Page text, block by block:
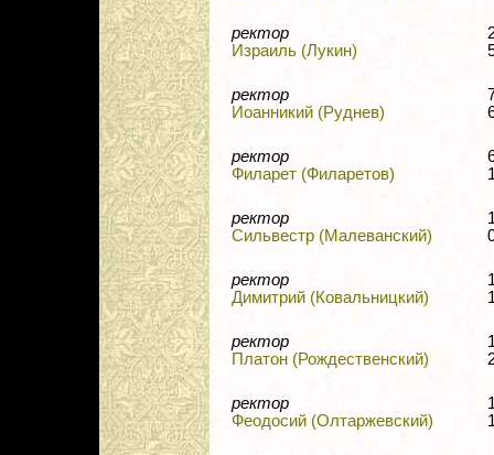
ректор
Израиль (Лукин)
ректор
Иоанникий (Руднев)
ректор
Филарет (Филаретов)
ректор
Сильвестр (Малеванский)
ректор
Димитрий (Ковальницкий)
ректор
Платон (Рождественский)
ректор
Феодосий (Олтаржевский)